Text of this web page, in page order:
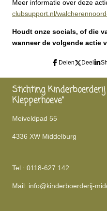
Meer informatie over deze
clubsupport.nl/
Houdt onze socials, of die
wanneer de volgende actie
Delen Deel
Stichting
Klepperhoeve"
Meiveldpad 55
4336 XW Middelburg
Tel.: 0118-627 142
Mail: info@kinderboerderij-